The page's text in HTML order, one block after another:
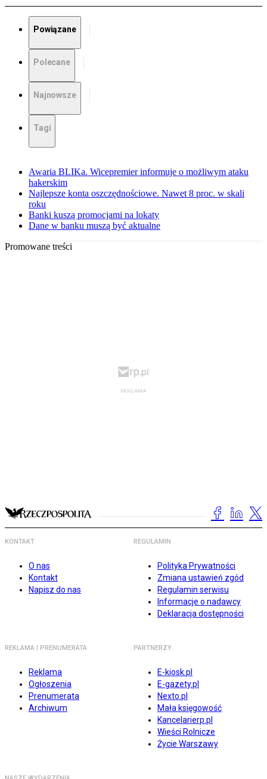
Powiązane
Polecane
Najnowsze
Tagi
Awaria BLIKa. Wicepremier informuje o możliwym ataku
hakerskim
Najlepsze konta oszczędnościowe. Nawet 8 proc. w skali
roku
Banki kuszą promocjami na lokaty
Dane w banku muszą być aktualne
Promowane treści
KONTAKT
O nas
Kontakt
Napisz do nas
REGULAMIN
Polityka Prywatności
Zmiana ustawień zgód
Regulamin serwisu
Informacje o nadawcy
Deklaracja dostępności
REKLAMA I PRENUMERATA
Reklama
Ogłoszenia
Prenumerata
Archiwum
PARTNERZY
E-kiosk.pl
E-gazety.pl
Nexto.pl
Mała księgowość
Kancelarierp.pl
Wieści Rolnicze
Życie Warszawy